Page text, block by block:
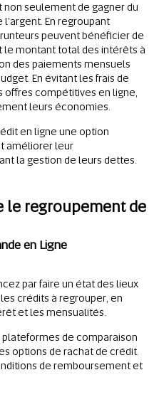
seulement de gagner du
l'argent. En regroupant
peuvent bénéficier de
le montant total des intérêts à
des paiements mensuels
En évitant les frais de
compétitives en ligne,
leurs économies.
en ligne une option
améliorer leur
la gestion de leurs dettes.
le regroupement de
en Ligne
par faire un état des lieux
crédits à regrouper, en
et les mensualités.
de comparaison
options de rachat de crédit.
de remboursement et